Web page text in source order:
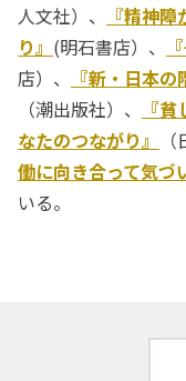
人文社）、
『精神
り』 (明石書店）、
店）、
『新・日本の
（潮出版社）、
『
なたのつながり』
働に向き合って気づ
いる。